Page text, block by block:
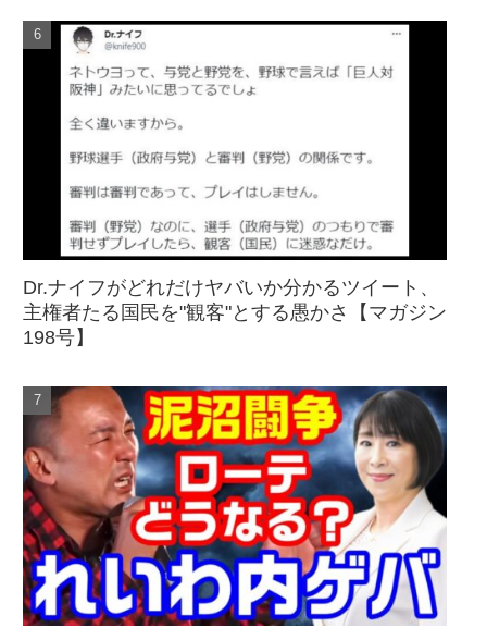
Dr.ナイフがどれだけヤバいか分かるツイート、
主権者たる国民を"観客"とする愚かさ【マガジン
198号】